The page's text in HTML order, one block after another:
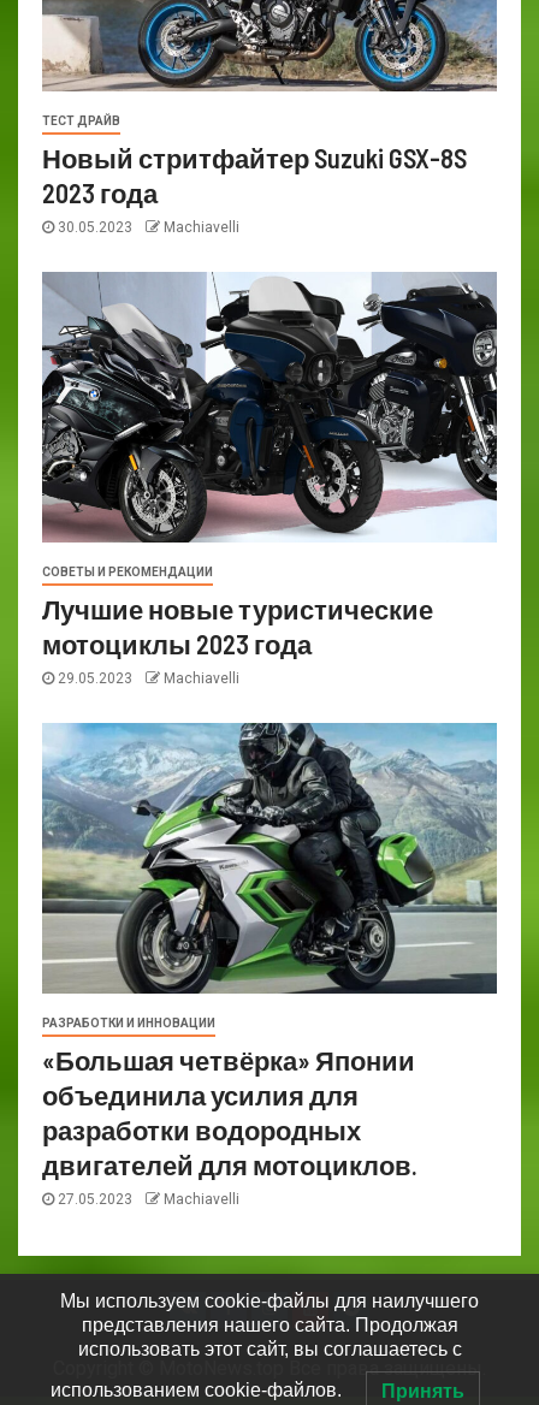
ТЕСТ ДРАЙВ
Новый стритфайтер Suzuki GSX-8S
2023 года
30.05.2023 Machiavelli
СОВЕТЫ И РЕКОМЕНДАЦИИ
Лучшие новые туристические
мотоциклы 2023 года
29.05.2023 Machiavelli
РАЗРАБОТКИ И ИННОВАЦИИ
«Большая четвёрка» Японии
объединила усилия для
разработки водородных
двигателей для мотоциклов.
27.05.2023 Machiavelli
Copyright © MotoNews.top Все права защищены.
Мы используем cookie-файлы для наилучшего
представления нашего сайта. Продолжая
использовать этот сайт, вы соглашаетесь с
использованием cookie-файлов. Принять